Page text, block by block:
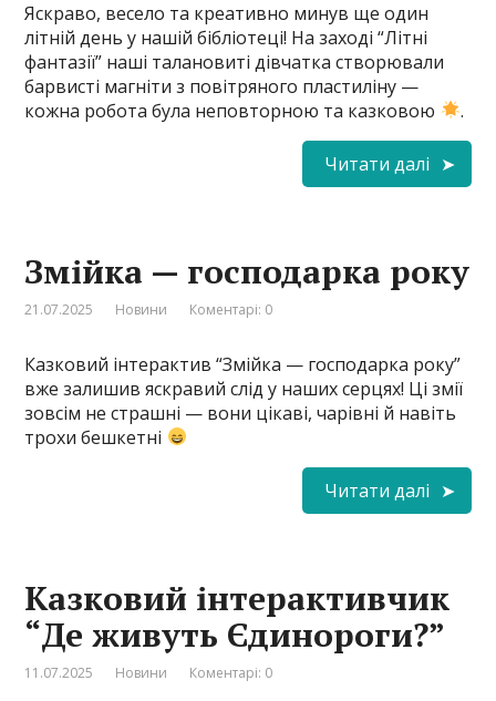
Яскраво, весело та креативно минув ще один
літній день у нашій бібліотеці! На заході “Літні
фантазії” наші талановиті дівчатка створювали
барвисті магніти з повітряного пластиліну —
кожна робота була неповторною та казковою
.
Читати далі
Змійка — господарка року
21.07.2025 Новини Коментарі: 0
Казковий інтерактив “Змійка — господарка року”
вже залишив яскравий слід у наших серцях! Ці змії
зовсім не страшні — вони цікаві, чарівні й навіть
трохи бешкетні
Читати далі
Казковий інтерактивчик
“Де живуть Єдинороги?”
11.07.2025 Новини Коментарі: 0